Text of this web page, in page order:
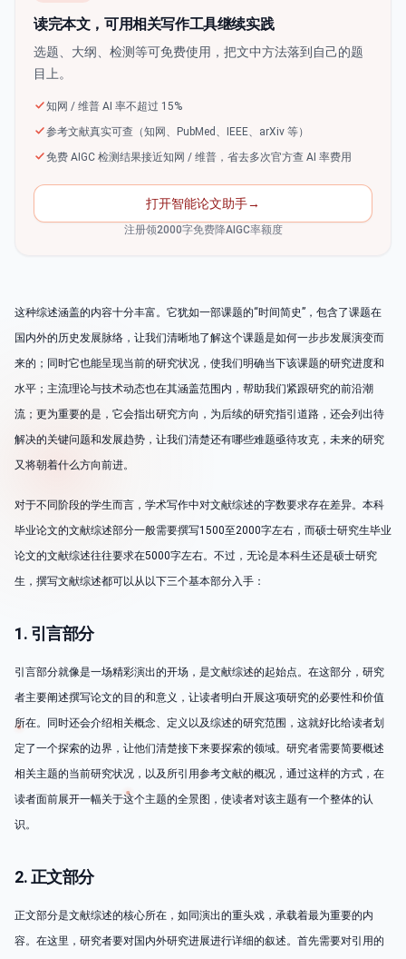
读完本文，可用相关写作工具继续实践
选题、大纲、检测等可免费使用，把文中方法落到自己的题
目上。
知网 / 维普 AI 率不超过 15%
参考文献真实可查（知网、PubMed、IEEE、arXiv 等）
免费 AIGC 检测结果接近知网 / 维普，省去多次官方查 AI 率费用
打开智能论文助手→
注册领2000字免费降AIGC率额度
这种综述涵盖的内容十分丰富。它犹如一部课题的“时间简史”，包含了课题在
国内外的历史发展脉络，让我们清晰地了解这个课题是如何一步步发展演变而
来的；同时它也能呈现当前的研究状况，使我们明确当下该课题的研究进度和
水平；主流理论与技术动态也在其涵盖范围内，帮助我们紧跟研究的前沿潮
流；更为重要的是，它会指出研究方向，为后续的研究指引道路，还会列出待
解决的关键问题和发展趋势，让我们清楚还有哪些难题亟待攻克，未来的研究
又将朝着什么方向前进。
对于不同阶段的学生而言，学术写作中对文献综述的字数要求存在差异。本科
毕业论文的文献综述部分一般需要撰写1500至2000字左右，而硕士研究生毕业
论文的文献综述往往要求在5000字左右。不过，无论是本科生还是硕士研究
生，撰写文献综述都可以从以下三个基本部分入手：
1. 引言部分
引言部分就像是一场精彩演出的开场，是文献综述的起始点。在这部分，研究
者主要阐述撰写论文的目的和意义，让读者明白开展这项研究的必要性和价值
所在。同时还会介绍相关概念、定义以及综述的研究范围，这就好比给读者划
定了一个探索的边界，让他们清楚接下来要探索的领域。研究者需要简要概述
相关主题的当前研究状况，以及所引用参考文献的概况，通过这样的方式，在
读者面前展开一幅关于这个主题的全景图，使读者对该主题有一个整体的认
识。
2. 正文部分
正文部分是文献综述的核心所在，如同演出的重头戏，承载着最为重要的内
容。在这里，研究者要对国内外研究进展进行详细的叙述。首先需要对引用的